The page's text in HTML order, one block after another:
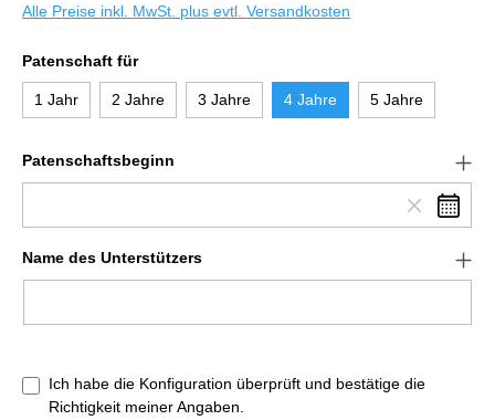
Alle Preise inkl. MwSt. plus evtl. Versandkosten
Patenschaft für
1 Jahr 2 Jahre 3 Jahre 4 Jahre 5 Jahre
Patenschaftsbeginn
Name des Unterstützers
Ich habe die Konfiguration überprüft und bestätige die
Richtigkeit meiner Angaben.